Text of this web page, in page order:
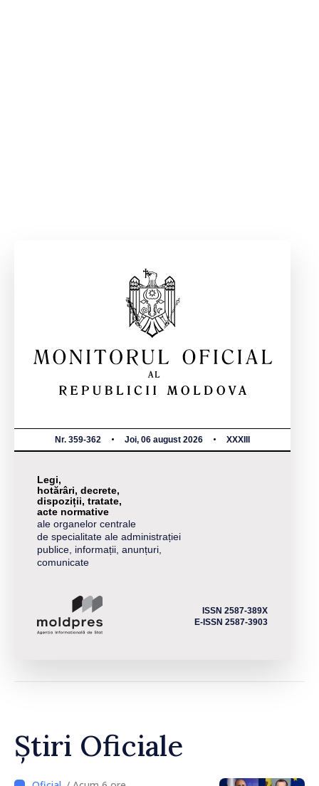
Nr. 359-362 Joi, 06 august 2026 XXXIII
Legi,
hotărâri, decrete,
dispoziții, tratate,
acte normative
ale organelor centrale
de specialitate ale administrației
publice, informații, anunțuri,
comunicate
ISSN 2587-389X
E-ISSN 2587-3903
Știri Oficiale